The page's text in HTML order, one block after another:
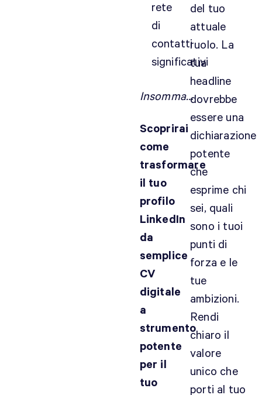
rete
di
contatti
significativi
Insomma…
Scoprirai
come
trasformare
il tuo
profilo
LinkedIn
da
semplice
CV
digitale
a
strumento
potente
per il
tuo
del tuo
attuale
ruolo. La
tua
headline
dovrebbe
essere una
dichiarazione
potente
che
esprime chi
sei, quali
sono i tuoi
punti di
forza e le
tue
ambizioni.
Rendi
chiaro il
valore
unico che
porti al tuo